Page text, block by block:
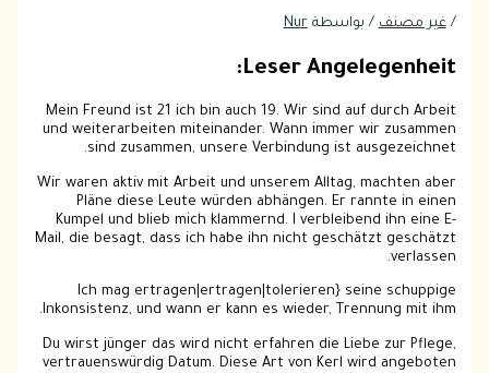
/غير مصنف / بواسطة Nur
Leser Angelegenheit:
Mein Freund ist 21 ich bin auch 19. Wir sind auf durch Arbeit
und weiterarbeiten miteinander. Wann immer wir zusammen
sind zusammen, unsere Verbindung ist ausgezeichnet.
Wir waren aktiv mit Arbeit und unserem Alltag, machten aber
Pläne diese Leute würden abhängen. Er rannte in einen
Kumpel und blieb mich klammernd. I verbleibend ihn eine E-
Mail, die besagt, dass ich habe ihn nicht geschätzt geschätzt
verlassen.
Ich mag ertragen|ertragen|tolerieren} seine schuppige
Inkonsistenz, und wann er kann es wieder, Trennung mit ihm.
Du wirst jünger das wird nicht erfahren die Liebe zur Pflege,
vertrauenswürdig Datum. Diese Art von Kerl wird angeboten